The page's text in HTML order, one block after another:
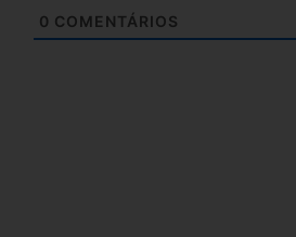
0 COMENTÁRIOS